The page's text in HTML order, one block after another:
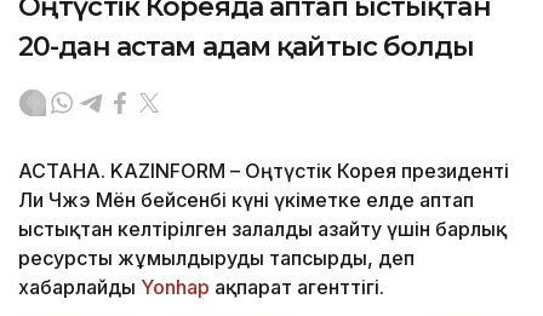
20-дан астам адам қайтыс болды
АСТАНА. KAZINFORM – Оңтүстік Корея президенті
Ли Чжэ Мён бейсенбі күні үкіметке елде аптап
ыстықтан келтірілген залалды азайту үшін барлық
ресурсты жұмылдыруды тапсырды, деп
хабарлайды Yonhap ақпарат агенттігі.